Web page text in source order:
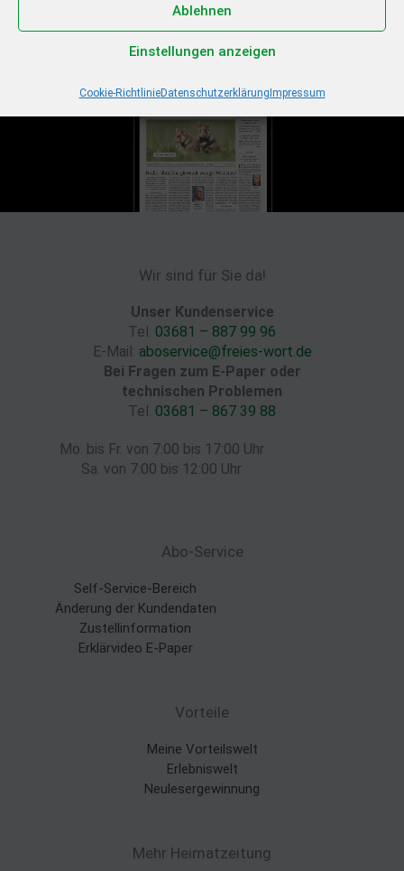
Ablehnen
Einstellungen anzeigen
Cookie-RichtlinieDatenschutzerklärungImpressum
Sommerreise gewinnen!
Zum Deal
Wir sind für Sie da!
Unser Kundenservice
Tel. 03681 – 887 99 96
E-Mail: aboservice@freies-wort.de
Bei Fragen zum E-Paper oder
technischen Problemen
Tel. 03681 – 867 39 88
Mo. bis Fr. von 7:00 bis 17:00 Uhr
Sa. von 7:00 bis 12:00 Uhr
Abo-Service
Self-Service-Bereich
Änderung der Kundendaten
Zustellinformation
Erklärvideo E-Paper
Vorteile
Meine Vorteilswelt
Erlebniswelt
Neulesergewinnung
Mehr Heimatzeitung